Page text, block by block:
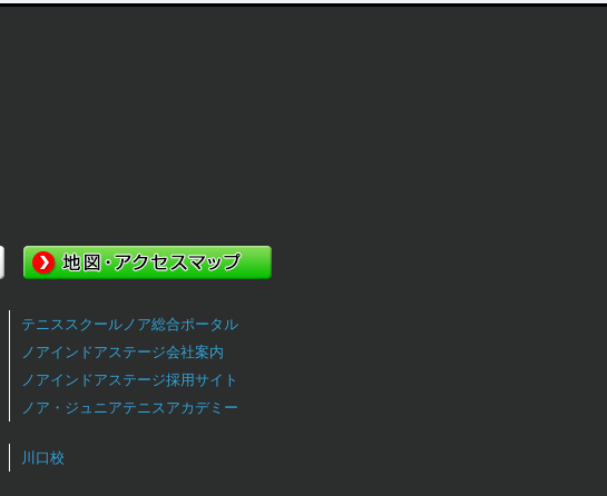
テニススクールノア総合ポータル
ノアインドアステージ会社案内
ノアインドアステージ採用サイト
ノア・ジュニアテニスアカデミー
川口校